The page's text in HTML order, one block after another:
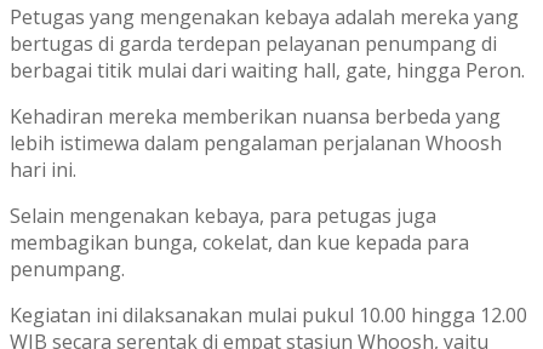
Petugas yang mengenakan kebaya adalah mereka yang
bertugas di garda terdepan pelayanan penumpang di
berbagai titik mulai dari waiting hall, gate, hingga Peron.
Kehadiran mereka memberikan nuansa berbeda yang
lebih istimewa dalam pengalaman perjalanan Whoosh
hari ini.
Selain mengenakan kebaya, para petugas juga
membagikan bunga, cokelat, dan kue kepada para
penumpang.
Kegiatan ini dilaksanakan mulai pukul 10.00 hingga 12.00
WIB secara serentak di empat stasiun Whoosh, yaitu